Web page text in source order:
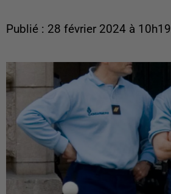
Publié : 28 février 2024 à 10h19